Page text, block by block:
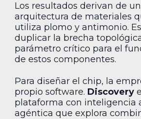
Los resultados derivan de
arquitectura de materiales
utiliza plomo y antimonio.
duplicar la brecha
parámetro crítico para el
de estos componentes.
Para diseñar el chip, la
propio software. Discovery
plataforma con inteligencia
agéntica que explora